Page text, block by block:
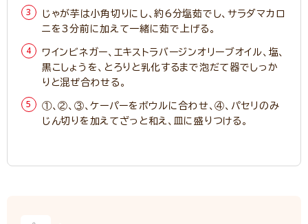
じゃが芋は小角切りにし、約6分塩茹でし、サラダマカロ
ニを3分前に加えて一緒に茹で上げる。
ワインビネガー、エキストラバージンオリーブオイル、塩、
黒こしょうを、とろりと乳化するまで泡だて器でしっか
りと混ぜ合わせる。
①、②、③、ケーパーをボウルに合わせ、④、パセリのみ
じん切りを加えてざっと和え、皿に盛りつける。